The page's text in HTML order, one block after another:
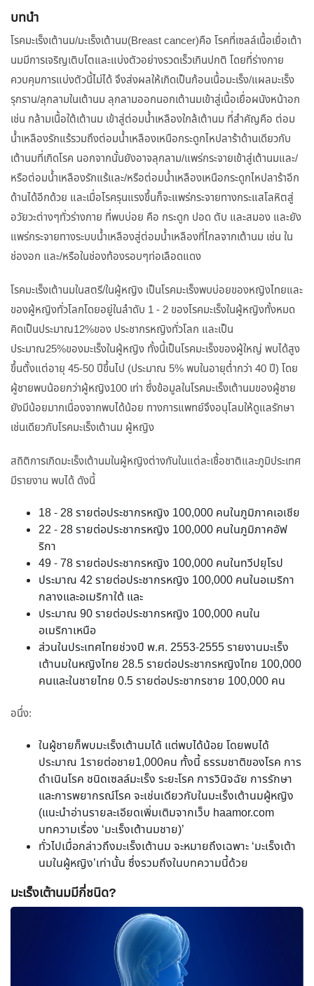
บทนำ
โรคมะเร็งเต้านม/มะเร็งเต้านม(Breast cancer)คือ โรคที่เซลล์เนื้อเยื่อเต้า
นมมีการเจริญเติบโตและแบ่งตัวอย่างรวดเร็วเกินปกติ โดยที่ร่างกาย
ควบคุมการแบ่งตัวนี้ไม่ได้ จึงส่งผลให้เกิดเป็นก้อนเนื้อมะเร็ง/แผลมะเร็ง
รุกราน/ลุกลามในเต้านม ลุกลามออกนอกเต้านมเข้าสู่เนื้อเยื่อผนังหน้าอก
เช่น กล้ามเนื้อใต้เต้านม เข้าสู่ต่อมน้ำเหลืองใกล้เต้านม ที่สำคัญคือ ต่อม
น้ำเหลืองรักแร้รวมถึงต่อมน้ำเหลืองเหนือกระดูกไหปลาร้าด้านเดียวกับ
เต้านมที่เกิดโรค นอกจากนั้นยังอาจลุกลาม/แพร่กระจายเข้าสู่เต้านมและ/
หรือต่อมน้ำเหลืองรักแร้และ/หรือต่อมน้ำเหลืองเหนือกระดูกไหปลาร้าอีก
ด้านได้อีกด้วย และเมื่อโรครุนแรงขึ้นก็จะแพร่กระจายทางกระแสโลหิตสู่
อวัยวะต่างๆทั่วร่างกาย ที่พบบ่อย คือ กระดูก ปอด ตับ และสมอง และยัง
แพร่กระจายทางระบบน้ำเหลืองสู่ต่อมน้ำเหลืองที่ไกลจากเต้านม เช่น ใน
ช่องอก และ/หรือในช่องท้องรอบๆท่อเลือดแดง
โรคมะเร็งเต้านมในสตรี/ในผู้หญิง เป็นโรคมะเร็งพบบ่อยของหญิงไทยและ
ของผู้หญิงทั่วโลกโดยอยู่ในลำดับ 1 - 2 ของโรคมะเร็งในผู้หญิงทั้งหมด
คิดเป็นประมาณ12%ของ ประชากรหญิงทั่วโลก และเป็น
ประมาณ25%ของมะเร็งในผู้หญิง ทั้งนี้เป็นโรคมะเร็งของผู้ใหญ่ พบได้สูง
ขึ้นตั้งแต่อายุ 45-50 ปีขึ้นไป (ประมาณ 5% พบในอายุต่ำกว่า 40 ปี) โดย
ผู้ชายพบน้อยกว่าผู้หญิง100 เท่า ซึ่งข้อมูลในโรคมะเร็งเต้านมของผู้ชาย
ยังมีน้อยมากเนื่องจากพบได้น้อย ทางการแพทย์จึงอนุโลมให้ดูแลรักษา
เช่นเดียวกับโรคมะเร็งเต้านม ผู้หญิง
สถิติการเกิดมะเร็งเต้านมในผู้หญิงต่างกันในแต่ละเชื้อชาติและภูมิประเทศ
มีรายงาน พบได้ ดังนี้
18 - 28 รายต่อประชากรหญิง 100,000 คนในภูมิภาคเอเชีย
22 - 28 รายต่อประชากรหญิง 100,000 คนในภูมิภาคอัฟ
ริกา
49 - 78 รายต่อประชากรหญิง 100,000 คนในทวีปยุโรป
ประมาณ 42 รายต่อประชากรหญิง 100,000 คนในอเมริกา
กลางและอเมริกาใต้ และ
ประมาณ 90 รายต่อประชากรหญิง 100,000 คนใน
อเมริกาเหนือ
ส่วนในประเทศไทยช่วงปี พ.ศ. 2553-2555 รายงานมะเร็ง
เต้านมในหญิงไทย 28.5 รายต่อประชากรหญิงไทย 100,000
คนและในชายไทย 0.5 รายต่อประชากรชาย 100,000 คน
อนึ่ง:
ในผู้ชายก็พบมะเร็งเต้านมได้ แต่พบได้น้อย โดยพบได้
ประมาณ 1รายต่อชาย1,000คน ทั้งนี้ ธรรมชาติของโรค การ
ดำเนินโรค ชนิดเซลล์มะเร็ง ระยะโรค การวินิจฉัย การรักษา
และการพยากรณ์โรค จะเช่นเดียวกับในมะเร็งเต้านมผู้หญิง
(แนะนำอ่านรายละเอียดเพิ่มเติมจากเว็บ haamor.com
บทความเรื่อง ‘มะเร็งเต้านมชาย)’
ทั่วไปเมื่อกล่าวถึงมะเร็งเต้านม จะหมายถึงเฉพาะ ‘มะเร็งเต้า
นมในผู้หญิง’เท่านั้น ซึ่งรวมถึงในบทความนี้ด้วย
มะเร็งเต้านมมีกี่ชนิด?